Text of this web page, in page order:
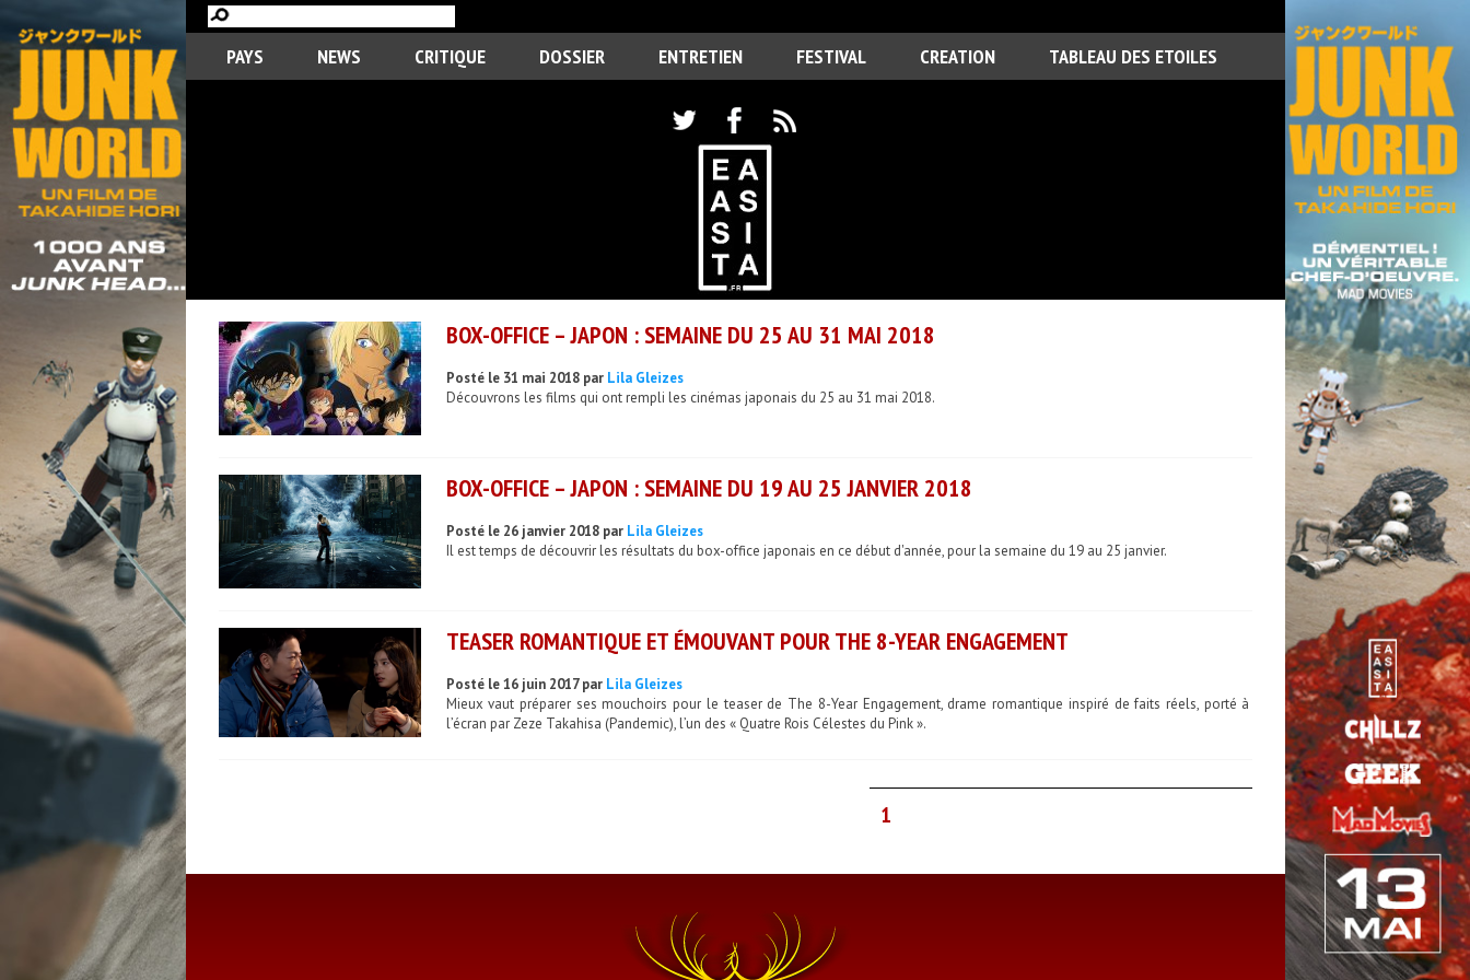
PAYS NEWS CRITIQUE DOSSIER ENTRETIEN FESTIVAL CREATION TABLEAU DES ETOILES
BOX-OFFICE – JAPON : SEMAINE DU 25 AU 31 MAI 2018
Posté le 31 mai 2018 par Lila Gleizes
Découvrons les films qui ont rempli les cinémas japonais du 25 au 31 mai 2018.
BOX-OFFICE – JAPON : SEMAINE DU 19 AU 25 JANVIER 2018
Posté le 26 janvier 2018 par Lila Gleizes
Il est temps de découvrir les résultats du box-office japonais en ce début d'année, pour la semaine du 19 au 25 janvier.
TEASER ROMANTIQUE ET ÉMOUVANT POUR THE 8-YEAR ENGAGEMENT
Posté le 16 juin 2017 par Lila Gleizes
Mieux vaut préparer ses mouchoirs pour le teaser de The 8-Year Engagement, drame romantique inspiré de faits réels, porté à
l’écran par Zeze Takahisa (Pandemic), l’un des « Quatre Rois Célestes du Pink ».
1